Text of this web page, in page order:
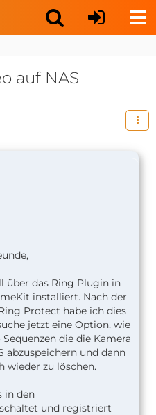
auf NAS
über das Ring Plugin in
installiert. Nach der
Protect habe ich dies
jetzt eine Option, wie
die die Kamera
abzuspeichern und dann
wieder zu löschen.
in den
und registriert